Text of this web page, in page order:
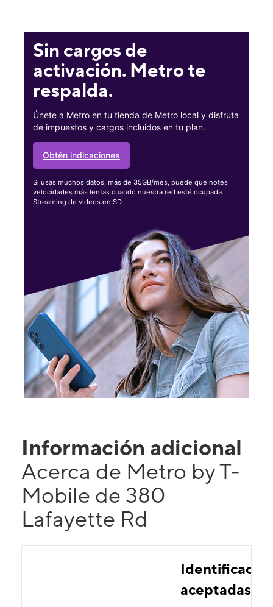
Sin cargos de
activación. Metro te
respalda.
Únete a Metro en tu tienda de Metro local y disfruta
de impuestos y cargos incluidos en tu plan.
Obtén indicaciones
Si usas muchos datos, más de 35GB/mes, puede que notes
velocidades más lentas cuando nuestra red esté ocupada.
Streaming de videos en SD.
Información adicional
Acerca de Metro by T-
Mobile de 380
Lafayette Rd
aceptadas